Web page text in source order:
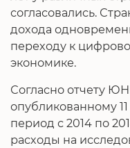
согласовались.
дохода
переходу к
экономике.
Согласно отчету
опубликованному
период с 2014 по
расходы на